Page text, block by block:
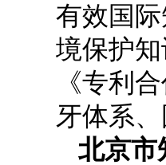
有效国
境保护
《专利
牙体系
北京市